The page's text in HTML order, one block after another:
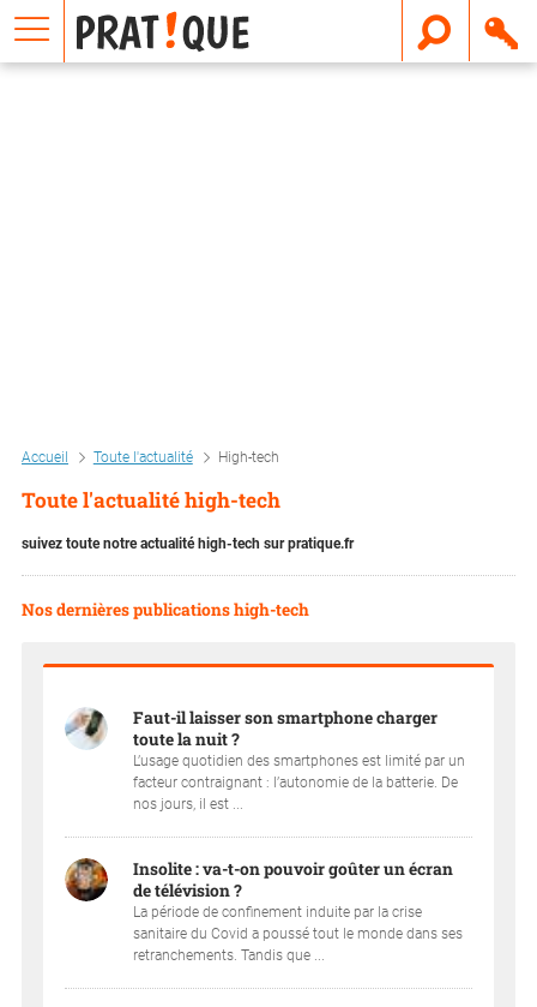
Accueil Toute l'actualité High-tech
Toute l'actualité high-tech
suivez toute notre actualité high-tech sur pratique.fr
Nos dernières publications high-tech
Faut-il laisser son smartphone charger
toute la nuit ?
L’usage quotidien des smartphones est limité par un
facteur contraignant : l’autonomie de la batterie. De
nos jours, il est ...
Insolite : va-t-on pouvoir goûter un écran
de télévision ?
La période de confinement induite par la crise
sanitaire du Covid a poussé tout le monde dans ses
retranchements. Tandis que ...
E
m
a